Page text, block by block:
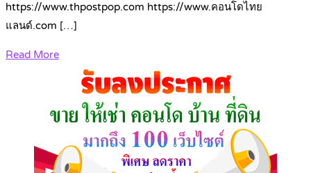
https://www.thpostpop.com https://www.คอนโดไทย
แลนด์.com […]
Read More